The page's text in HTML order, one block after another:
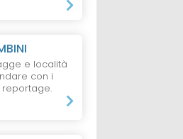
e località
con i